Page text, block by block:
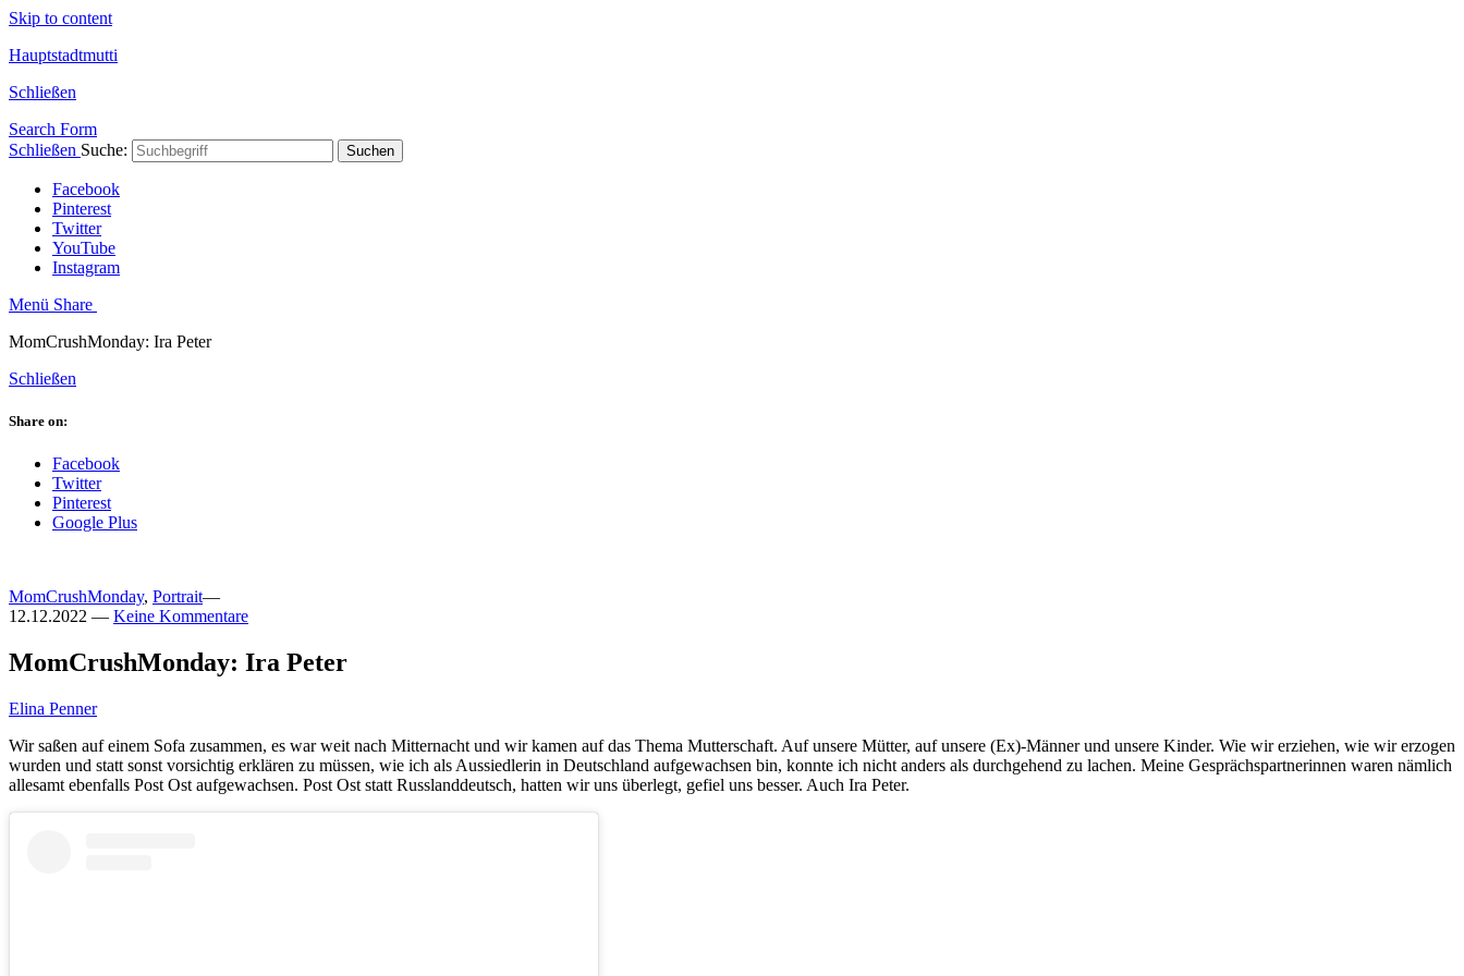
Skip to content
Hauptstadtmutti
Schließen
Search Form
Schließen Suche: Suchen
Facebook
Pinterest
Twitter
YouTube
Instagram
Menü Share
MomCrushMonday: Ira Peter
Schließen
Share on:
Facebook
Twitter
Pinterest
Google Plus
MomCrushMonday, Portrait—
12.12.2022 — Keine Kommentare
MomCrushMonday: Ira Peter
Elina Penner
Wir saßen auf einem Sofa zusammen, es war weit nach Mitternacht und wir kamen auf das Thema Mutterschaft. Auf unsere Mütter, auf unsere (Ex)-Männer und unsere Kinder. Wie wir erziehen, wie wir erzogen
wurden und statt sonst vorsichtig erklären zu müssen, wie ich als Aussiedlerin in Deutschland aufgewachsen bin, konnte ich nicht anders als durchgehend zu lachen. Meine Gesprächspartnerinnen waren nämlich
allesamt ebenfalls Post Ost aufgewachsen. Post Ost statt Russlanddeutsch, hatten wir uns überlegt, gefiel uns besser. Auch Ira Peter.